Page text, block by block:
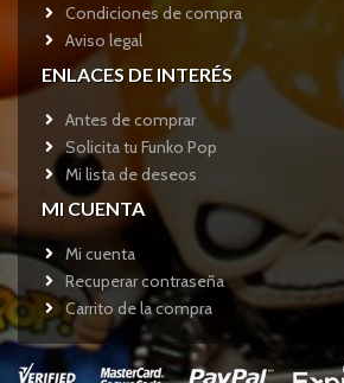
Condiciones de compra
Aviso legal
ENLACES DE INTERÉS
Antes de comprar
Solicita tu Funko Pop
Mi lista de deseos
MI CUENTA
Mi cuenta
Recuperar contraseña
Carrito de la compra